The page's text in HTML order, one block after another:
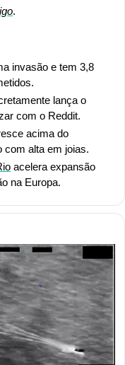
.
invasão e tem 3,8
lança o
com o Reddit.
acima do
com alta em joias.
acelera expansão
na Europa.